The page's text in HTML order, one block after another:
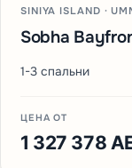
SINIYA ISLAND ·
Sobha
1-3 спальни
ЦЕНА ОТ
1 327 378